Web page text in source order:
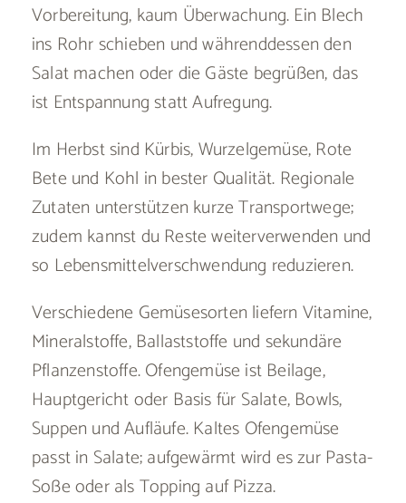
Vorbereitung, kaum Überwachung. Ein Blech
ins Rohr schieben und währenddessen den
Salat machen oder die Gäste begrüßen, das
ist Entspannung statt Aufregung.
Im Herbst sind Kürbis, Wurzelgemüse, Rote
Bete und Kohl in bester Qualität. Regionale
Zutaten unterstützen kurze Transportwege;
zudem kannst du Reste weiterverwenden und
so Lebensmittelverschwendung reduzieren.
Verschiedene Gemüsesorten liefern Vitamine,
Mineralstoffe, Ballaststoffe und sekundäre
Pflanzenstoffe. Ofengemüse ist Beilage,
Hauptgericht oder Basis für Salate, Bowls,
Suppen und Aufläufe. Kaltes Ofengemüse
passt in Salate; aufgewärmt wird es zur Pasta-
Soße oder als Topping auf Pizza.